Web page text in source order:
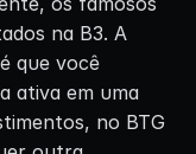
na B3. A
que você
ativa em uma
no BTG